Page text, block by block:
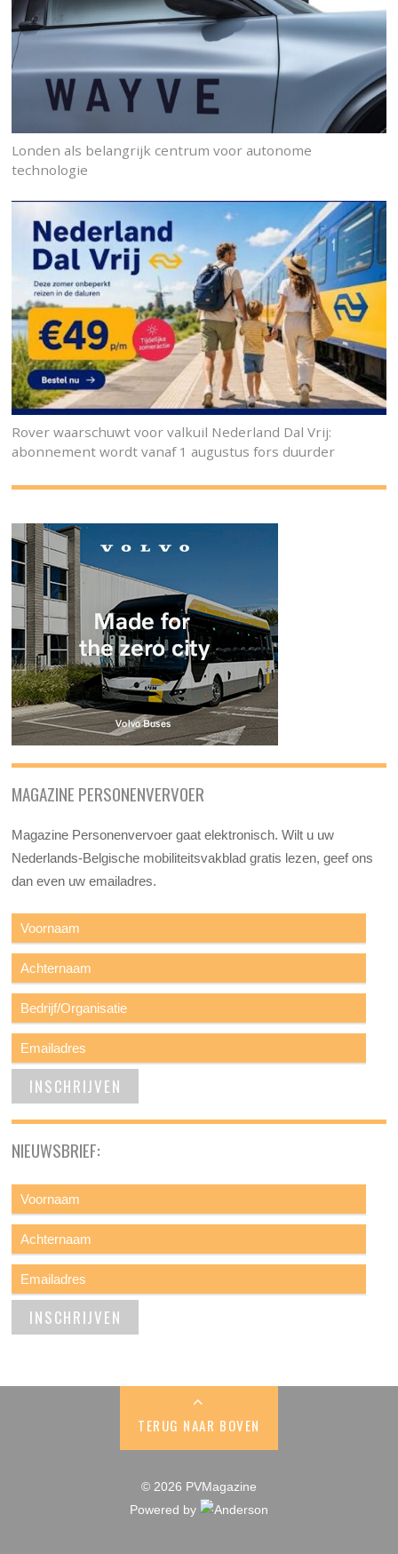
Londen als belangrijk centrum voor autonome
technologie
Rover waarschuwt voor valkuil Nederland Dal Vrij:
abonnement wordt vanaf 1 augustus fors duurder
MAGAZINE PERSONENVERVOER
Magazine Personenvervoer gaat elektronisch. Wilt u uw
Nederlands-Belgische mobiliteitsvakblad gratis lezen, geef ons
dan even uw emailadres.
NIEUWSBRIEF:
TERUG NAAR BOVEN
© 2026 PVMagazine
Powered by